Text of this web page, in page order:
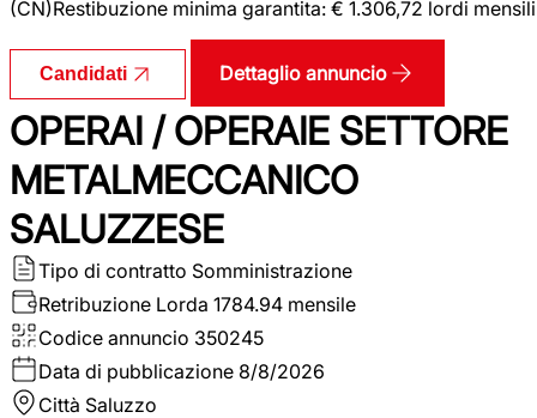
(CN)Restibuzione minima garantita: € 1.306,72 lordi mensili
Candidati Dettaglio annuncio
OPERAI / OPERAIE SETTORE
METALMECCANICO
SALUZZESE
Tipo di contratto Somministrazione
Retribuzione Lorda 1784.94 mensile
Codice annuncio 350245
Data di pubblicazione 8/8/2026
Città Saluzzo